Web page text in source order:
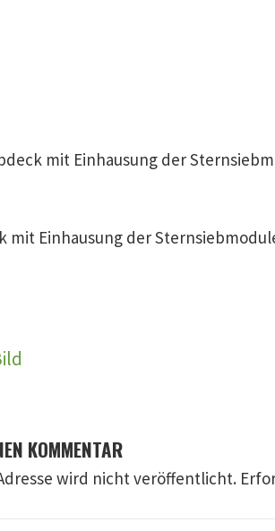
mit Einhausung der
mit Einhausung der
KOMMENTAR
wird nicht veröffentlicht.